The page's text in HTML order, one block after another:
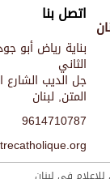
اتصل بنا
بناية رياض أبو
الثاني
جل الديب الشارع
المتن, لبنان
9614710787